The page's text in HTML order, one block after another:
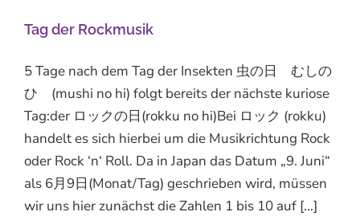
Tag der Rockmusik
5 Tage nach dem Tag der Insekten 虫の日 むしの
ひ (mushi no hi) folgt bereits der nächste kuriose
Tag:der ロックの日(rokku no hi)Bei ロック (rokku)
handelt es sich hierbei um die Musikrichtung Rock
oder Rock ‘n‘ Roll. Da in Japan das Datum „9. Juni“
als 6月9日(Monat/Tag) geschrieben wird, müssen
wir uns hier zunächst die Zahlen 1 bis 10 auf [...]